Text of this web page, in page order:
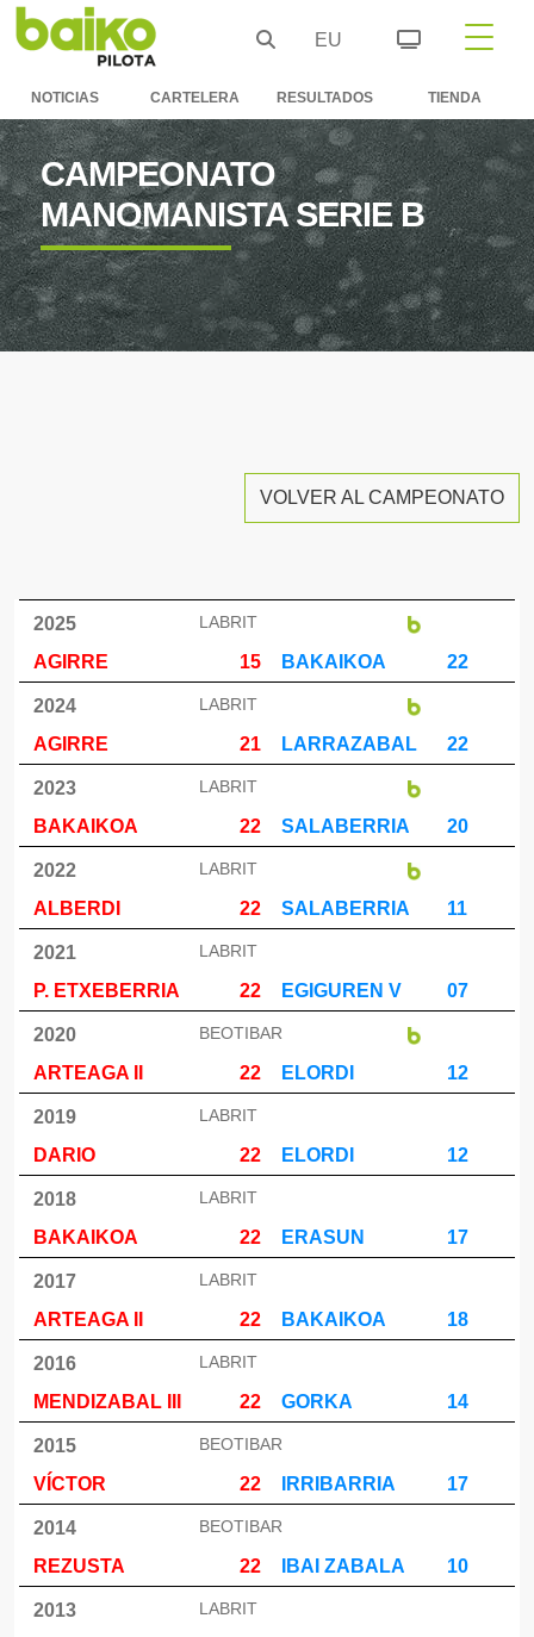
EU
NOTICIAS CARTELERA RESULTADOS TIENDA
CAMPEONATO
MANOMANISTA SERIE B
VOLVER AL CAMPEONATO
2025
AGIRRE
15 BAKAIKOA 22
LABRIT
2024
AGIRRE
21 LARRAZABAL 22
LABRIT
2023
BAKAIKOA
22 SALABERRIA 20
LABRIT
2022
ALBERDI
22 SALABERRIA 11
LABRIT
2021
P. ETXEBERRIA
22 EGIGUREN V 07
LABRIT
2020
ARTEAGA II
22 ELORDI 12
BEOTIBAR
2019
DARIO
22 ELORDI 12
LABRIT
2018
BAKAIKOA
22 ERASUN 17
LABRIT
2017
ARTEAGA II
22 BAKAIKOA 18
LABRIT
2016
MENDIZABAL III
22 GORKA 14
LABRIT
2015
VÍCTOR
22 IRRIBARRIA 17
BEOTIBAR
2014
REZUSTA
22 IBAI ZABALA 10
BEOTIBAR
2013
LABRIT